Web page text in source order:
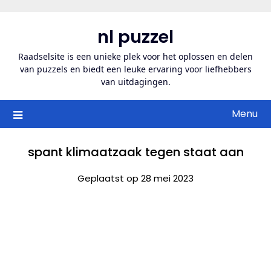
inhoud
nl puzzel
Raadselsite is een unieke plek voor het oplossen en delen
van puzzels en biedt een leuke ervaring voor liefhebbers
van uitdagingen.
Menu
spant klimaatzaak tegen staat aan
Geplaatst op 28 mei 2023